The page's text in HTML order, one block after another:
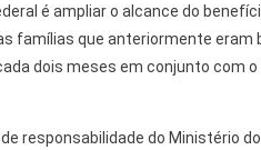
é ampliar o alcance do
famílias que anteriormente eram
dois meses em conjunto com o
responsabilidade do Ministério